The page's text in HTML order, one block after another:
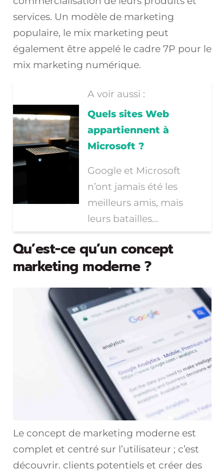
services. Un modèle de marketing
populaire, le mix marketing peut
également être appelé le cadre 7P pour le
mix marketing numérique.
A voir aussi :
Quels sites Web
appartiennent à
Microsoft ?
Google et Microsoft
n’ont jamais été les
meilleurs amis, mais
leurs batailles…
Qu’est-ce qu’un concept
marketing moderne ?
Le concept de marketing moderne est
complet et centré sur l’utilisateur ; c’est
découvrir. clients potentiels et créer des